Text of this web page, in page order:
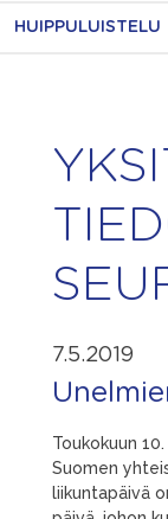
HUIPPULUISTELU
7.5.2019
Toukokuun
Suomen
liikuntapäivä